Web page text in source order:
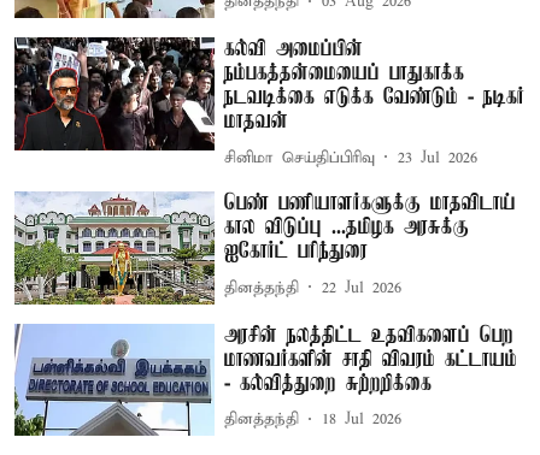
கல்வி அமைப்பின்
நம்பகத்தன்மையைப் பாதுகாக்க
நடவடிக்கை எடுக்க வேண்டும் - நடிகர்
மாதவன்
சினிமா செய்திப்பிரிவு 23 Jul 2026
பெண் பணியாளர்களுக்கு மாதவிடாய்
கால விடுப்பு ...தமிழக அரசுக்கு
ஐகோர்ட் பரிந்துரை
தினத்தந்தி 22 Jul 2026
அரசின் நலத்திட்ட உதவிகளைப் பெற
மாணவர்களின் சாதி விவரம் கட்டாயம்
- கல்வித்துறை சுற்றறிக்கை
தினத்தந்தி 18 Jul 2026